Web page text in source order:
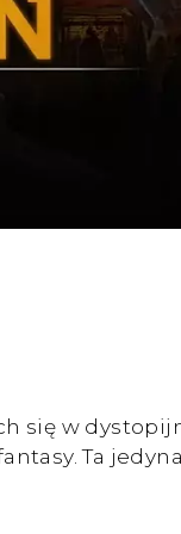
się w
Ta